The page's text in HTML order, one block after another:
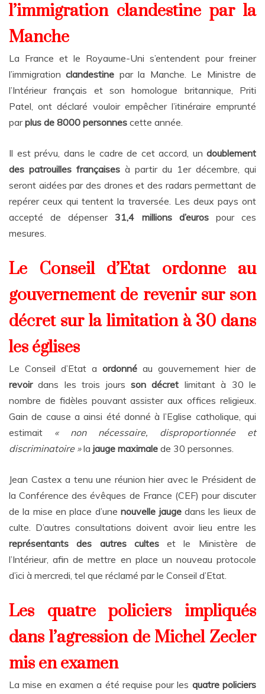
l’immigration clandestine par la
Manche
La France et le Royaume-Uni s’entendent pour freiner
l’immigrationclandestine par la Manche. Le Ministre de
l’Intérieur français et son homologue britannique, Priti
Patel, ont déclaré vouloir empêcher l’itinéraire emprunté
parplus de 8000 personnes cette année.
Il est prévu, dans le cadre de cet accord, un doublement
des patrouilles françaises à partir du 1erdécembre, qui
seront aidées par des drones et des radars permettant de
repérer ceux qui tentent la traversée. Les deux pays ont
accepté de dépenser 31,4 millions d’eurospour ces
mesures.
Le Conseil d’Etat ordonne au
gouvernement de revenir sur son
décret sur la limitation à 30 dans
les églises
Le Conseil d’Etat a ordonné au gouvernement hier de
revoirdans les trois jours son décret limitant à 30 le
nombre de fidèles pouvant assister aux offices religieux.
Gain de cause a ainsi été donné à l’Eglise catholique, qui
estimait
« non nécessaire, disproportionnée et
discriminatoire »la jauge maximale de 30 personnes.
Jean Castex a tenu une réunion hier avec le Président de
la Conférence des évêques de France (CEF) pour discuter
de la mise en place d’unenouvelle jaugedans les lieux de
culte. D’autres consultations doivent avoir lieu entre les
représentants des autres culteset le Ministère de
l’Intérieur, afin de mettre en place un nouveau protocole
d’ici à mercredi, tel que réclamé par le Conseil d’Etat.
Les quatre policiers impliqués
dans l’agression de Michel Zecler
mis en examen
La mise en examen a été requise pour les quatre policiers